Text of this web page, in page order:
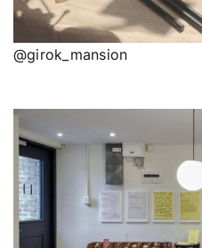
@girok_mansion